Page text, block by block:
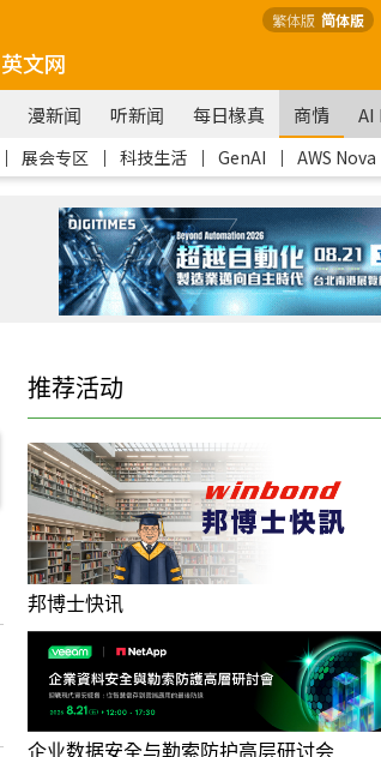
繁体版 简体版
英文网
漫新闻 听新闻 每日椽真 商情 AI
｜ 展会专区 ｜ 科技生活 ｜ GenAI ｜ AWS Nova
推荐活动
邦博士快讯
企业数据安全与勒索防护高层研讨会